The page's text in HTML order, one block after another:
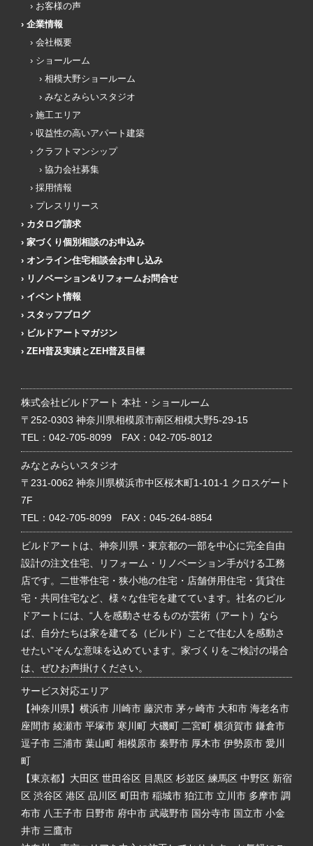
お客様の声
企業情報
会社概要
ショールーム
相模大野ショールーム
みなとみらいスタジオ
施工エリア
収益性の高いアパート建築
クラフトマンシップ
協力会社募集
採用情報
プレスリリース
カタログ請求
家づくり個別相談のお申込み
オンライン住宅相談会お申し込み
リノベーション&リフォームお問合せ
イベント情報
スタッフブログ
ビルドアートマガジン
ZEH普及実績とZEH普及目標
株式会社ビルドアート 本社・ショールーム
〒252-0303 神奈川県相模原市南区相模大野5-29-15
TEL： 042-705-8099 FAX：042-705-8012
みなとみらいスタジオ
〒231-0062 神奈川県横浜市中区桜木町1-101-1 クロスゲート
7F
TEL： 042-705-8099 FAX：045-264-8854
ビルドアートは、神奈川県・東京都の一部を中心に完全自由
設計の注文住宅、リフォーム・リノベーション手がける工務
店です。二世帯住宅・狭小地の住宅・店舗併用住宅・賃貸住
宅・共同住宅など、様々な住宅を建てています。社名のビル
ドアートには、“人を感動させるものが芸術（アート）なら
ば、自分たちは家を建てる（ビルド）ことで住む人を感動さ
せたい”そんな意味を込めています。家づくりをご検討の場合
は、ぜひお声掛けください。
サービス対応エリア
【神奈川県】横浜市 川崎市 藤沢市 茅ヶ崎市 大和市 海老名市
座間市 綾瀬市 平塚市 寒川町 大磯町 二宮町 横須賀市 鎌倉市
逗子市 三浦市 葉山町 相模原市 秦野市 厚木市 伊勢原市 愛川
町
【東京都】大田区 世田谷区 目黒区 杉並区 練馬区 中野区 新宿
区 渋谷区 港区 品川区 町田市 稲城市 狛江市 立川市 多摩市 調
布市 八王子市 日野市 府中市 武蔵野市 国分寺市 国立市 小金
井市 三鷹市